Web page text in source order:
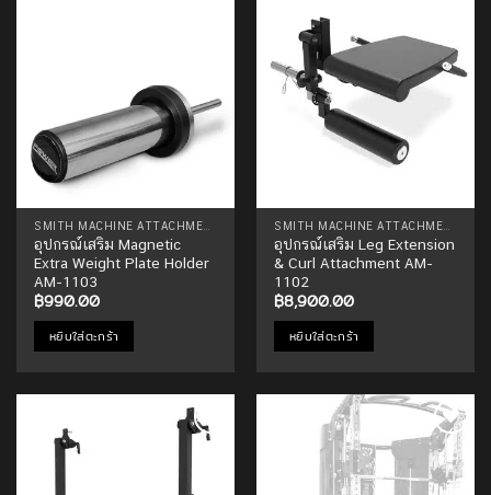
อุปกรณ์เสริม Magnetic
Extra Weight Plate Holder
AM-1103
฿990.00
หยิบใส่ตะกร้า
อุปกรณ์เสริม Leg Extension
& Curl Attachment AM-
1102
฿8,900.00
หยิบใส่ตะกร้า
Add to
Wishlist